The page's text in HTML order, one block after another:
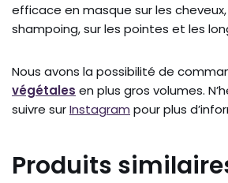
efficace en masque sur les
shampoing, sur les pointes et les
Nous avons la possibilité de
végétales en plus gros volumes.
suivre surInstagram pour plus
Produits